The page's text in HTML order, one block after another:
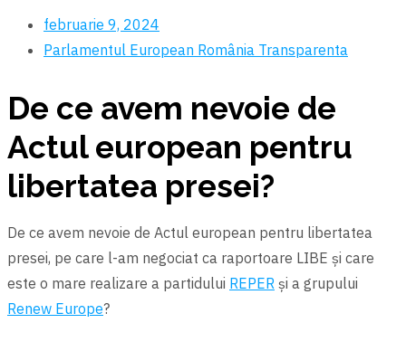
februarie 9, 2024
Parlamentul European România Transparenta
De ce avem nevoie de
Actul european pentru
libertatea presei?
De ce avem nevoie de Actul european pentru libertatea
presei, pe care l-am negociat ca raportoare LIBE şi care
este o mare realizare a partidului REPER şi a grupului
Renew Europe?